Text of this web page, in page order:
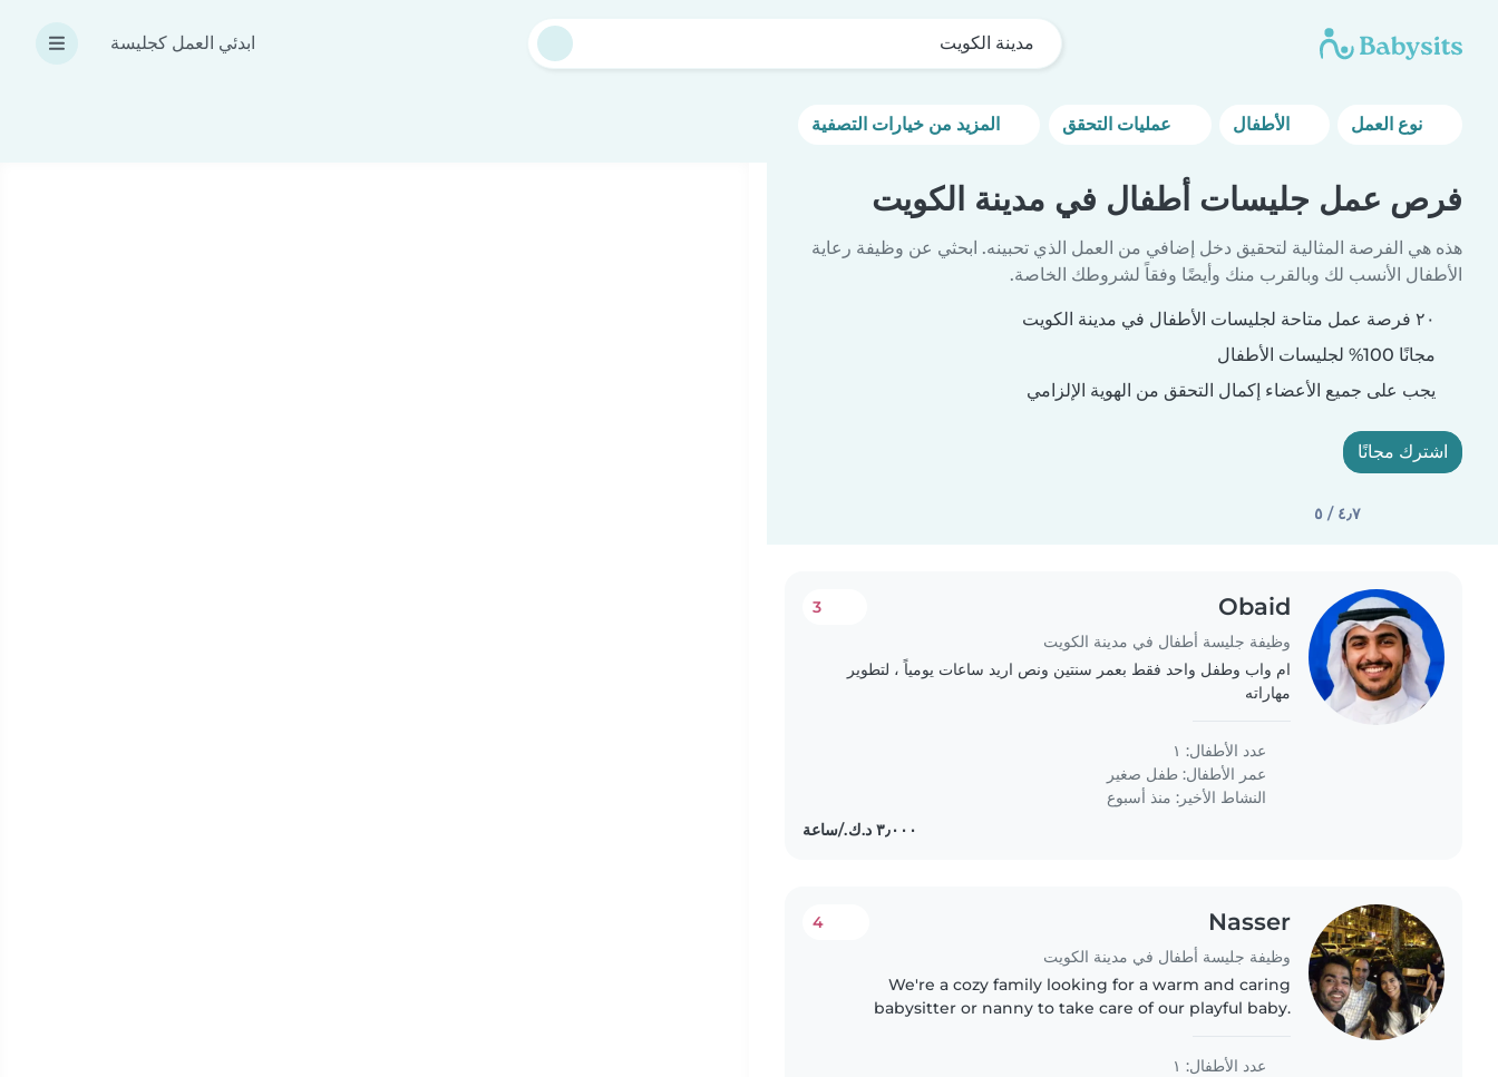
مدينة الكويت ابدئي العمل كجليسة
الأطفال
فرص عمل جليسات أطفال في مدينة الكويت
هذه هي الفرصة المثالية لتحقيق دخل إضافي من العمل الذي تحبينه. ابحثي عن وظيفة رعاية
الأطفال الأنسب لك وبالقرب منك وأيضًا وفقاً لشروطك الخاصة.
٢٠ فرصة عمل متاحة لجليسات الأطفال في مدينة الكويت
مجانًا 100% لجليسات الأطفال
يجب على جميع الأعضاء إكمال التحقق من الهوية الإلزامي
اشترك مجانًا
٤٫٧ / ٥
Obaid
وظيفة جليسة أطفال في مدينة الكويت
3
ام واب وطفل واحد فقط بعمر سنتين ونص اريد ساعات يومياً ، لتطوير
مهاراته
عدد الأطفال: ١
عمر الأطفال: طفل صغير
النشاط الأخير: منذ أسبوع
Nasser
وظيفة جليسة أطفال في مدينة الكويت
4
We're a cozy family looking for a warm and caring
babysitter or nanny to take care of our playful baby.
عدد الأطفال: ١